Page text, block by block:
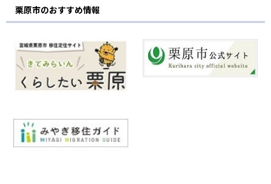
栗原市のおすすめ情報